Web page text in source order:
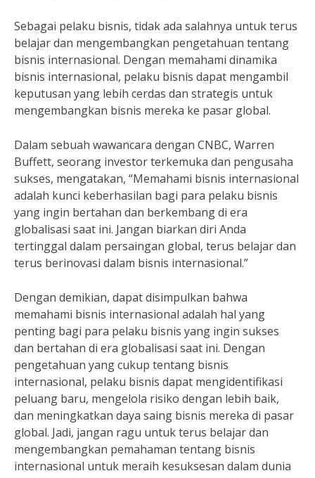
Sebagai pelaku bisnis, tidak ada salahnya untuk terus
belajar dan mengembangkan pengetahuan tentang
bisnis internasional. Dengan memahami dinamika
bisnis internasional, pelaku bisnis dapat mengambil
keputusan yang lebih cerdas dan strategis untuk
mengembangkan bisnis mereka ke pasar global.
Dalam sebuah wawancara dengan CNBC, Warren
Buffett, seorang investor terkemuka dan pengusaha
sukses, mengatakan, “Memahami bisnis internasional
adalah kunci keberhasilan bagi para pelaku bisnis
yang ingin bertahan dan berkembang di era
globalisasi saat ini. Jangan biarkan diri Anda
tertinggal dalam persaingan global, terus belajar dan
terus berinovasi dalam bisnis internasional.”
Dengan demikian, dapat disimpulkan bahwa
memahami bisnis internasional adalah hal yang
penting bagi para pelaku bisnis yang ingin sukses
dan bertahan di era globalisasi saat ini. Dengan
pengetahuan yang cukup tentang bisnis
internasional, pelaku bisnis dapat mengidentifikasi
peluang baru, mengelola risiko dengan lebih baik,
dan meningkatkan daya saing bisnis mereka di pasar
global. Jadi, jangan ragu untuk terus belajar dan
mengembangkan pemahaman tentang bisnis
internasional untuk meraih kesuksesan dalam dunia